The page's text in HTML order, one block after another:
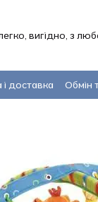
вигідно, з
доставка Обмін